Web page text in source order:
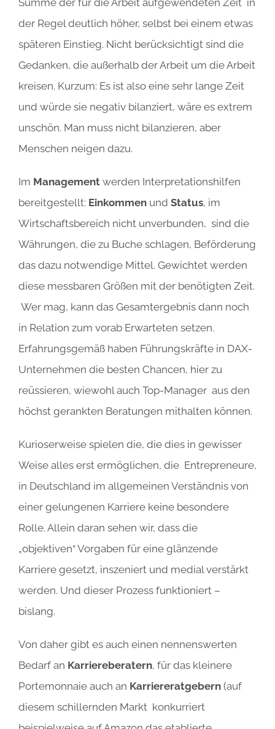
der Regel deutlich höher, selbst bei einem etwas
späteren Einstieg. Nicht berücksichtigt sind die
Gedanken, die außerhalb der Arbeit um die Arbeit
kreisen. Kurzum: Es ist also eine sehr lange Zeit
und würde sie negativ bilanziert, wäre es extrem
unschön. Man muss nicht bilanzieren, aber
Menschen neigen dazu.
Im Management werden Interpretationshilfen
bereitgestellt: Einkommen und Status, im
Wirtschaftsbereich nicht unverbunden, sind die
Währungen, die zu Buche schlagen, Beförderung
das dazu notwendige Mittel. Gewichtet werden
diese messbaren Größen mit der benötigten Zeit.
Wer mag, kann das Gesamtergebnis dann noch
in Relation zum vorab Erwarteten setzen.
Erfahrungsgemäß haben Führungskräfte in DAX-
Unternehmen die besten Chancen, hier zu
reüssieren, wiewohl auch Top-Manager aus den
höchst gerankten Beratungen mithalten können.
Kurioserweise spielen die, die dies in gewisser
Weise alles erst ermöglichen, die Entrepreneure,
in Deutschland im allgemeinen Verständnis von
einer gelungenen Karriere keine besondere
Rolle. Allein daran sehen wir, dass die
„objektiven“ Vorgaben für eine glänzende
Karriere gesetzt, inszeniert und medial verstärkt
werden. Und dieser Prozess funktioniert –
bislang.
Von daher gibt es auch einen nennenswerten
Bedarf an Karriereberatern, für das kleinere
Portemonnaie auch an Karriereratgebern (auf
diesem schillernden Markt konkurriert